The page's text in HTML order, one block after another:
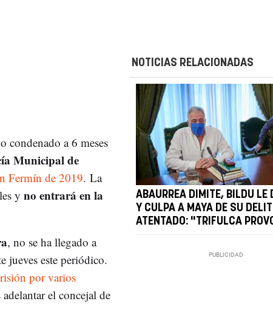
condenado a 6 meses
Municipal de
Fermín de 2019. La
y no entrará en la
, no se ha llegado a
jueves este periódico.
por varios
el concejal de
NOTICIAS RELACIONADAS
ABAURREA DIMITE, BILDU LE
Y CULPA A MAYA DE SU
ATENTADO: "TRIFULCA